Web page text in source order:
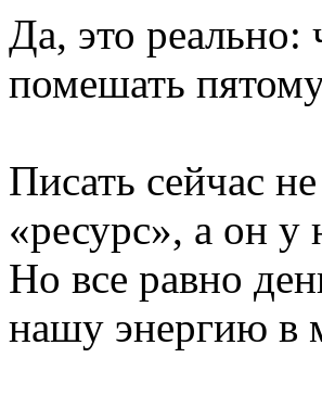
Да, это
помешать
Писать сейчас
«ресурс», а он у
Но все равно
нашу энергию в